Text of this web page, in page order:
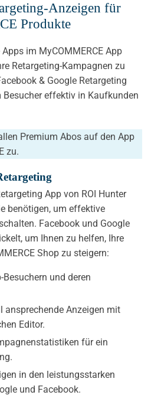
Anzeigen für
Produkte
im MyCOMMERCE App
Retargeting-Kampagnen zu
& Google Retargeting
effektiv in Kaufkunden
Premium Abos auf den App
zu.
App von ROI Hunter
benötigen, um effektive
Facebook und Google
um Ihnen zu helfen, Ihre
Shop zu steigern:
und deren
ansprechende Anzeigen mit
Editor.
für ein
in den leistungsstarken
und Facebook.